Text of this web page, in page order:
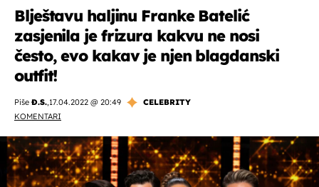
Blještavu haljinu Franke Batelić
zasjenila je frizura kakvu ne nosi
često, evo kakav je njen blagdanski
outfit!
Piše Đ.S.,17.04.2022 @ 20:49
CELEBRITY
KOMENTARI
OMOGUĆI OBAVIJESTI